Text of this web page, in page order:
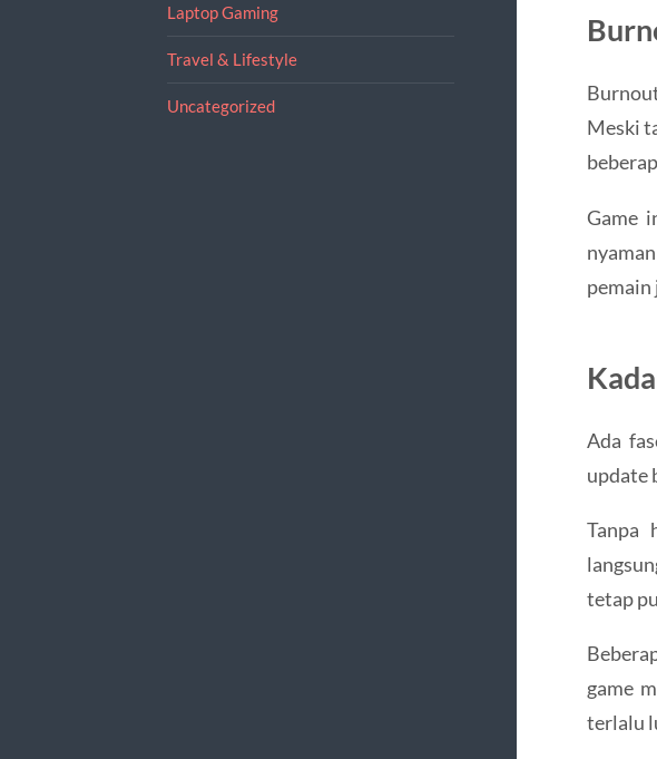
Laptop Gaming
Travel & Lifestyle
Uncategorized
Meski
Game
pemain
Ada
update
Tanpa
tetap
game
terlalu